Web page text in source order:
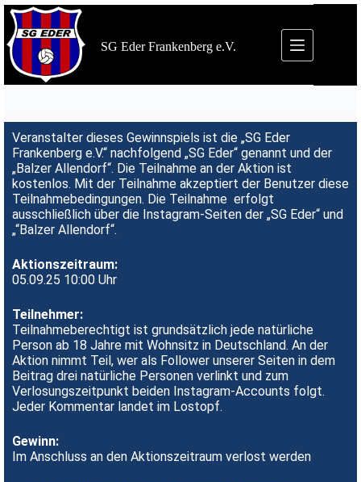
SG Eder Frankenberg e.V.
Veranstalter dieses Gewinnspiels ist die „SG Eder
Frankenberg e.V.“ nachfolgend „SG Eder“ genannt und der
„Balzer Allendorf“. Die Teilnahme an der Aktion ist
kostenlos. Mit der Teilnahme akzeptiert der Benutzer diese
Teilnahmebedingungen. Die Teilnahme erfolgt
ausschließlich über die Instagram-Seiten der „SG Eder“ und
„“Balzer Allendorf“.
Aktionszeitraum:
05.09.25 10:00 Uhr
Teilnehmer:
Teilnahmeberechtigt ist grundsätzlich jede natürliche
Person ab 18 Jahre mit Wohnsitz in Deutschland. An der
Aktion nimmt Teil, wer als Follower unserer Seiten in dem
Beitrag drei natürliche Personen verlinkt und zum
Verlosungszeitpunkt beiden Instagram-Accounts folgt.
Jeder Kommentar landet im Lostopf.
Gewinn:
Im Anschluss an den Aktionszeitraum verlost werden